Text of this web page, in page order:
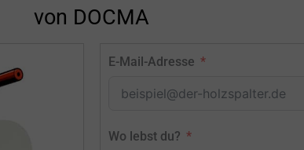
von DOCMA
E-Mail-Adresse
Wo lebst du?